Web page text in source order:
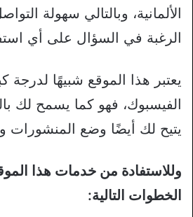
الألمانية، وبالتالي سهولة
الرغبة في السؤال على أي
يعتبر هذا الموقع شبيهًا لدرجة
الفيسبوك، فهو كما يسمح لك
يتيح لك أيضًا وضع المنشورات
وللاستفادة من خدمات هذا
الخطوات التالية: